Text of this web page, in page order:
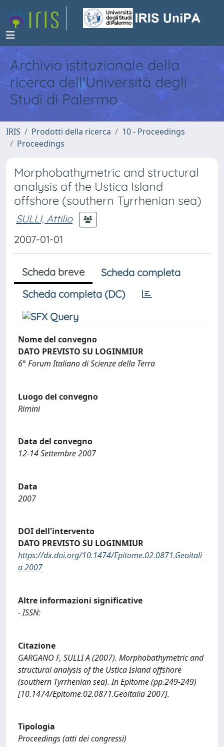
Archivio istituzionale della
ricerca dell'Università degli
Studi di Palermo
IRIS Prodotti della ricerca
10 - Proceedings
Proceedings
Morphobathymetric and structural
analysis of the Ustica Island
offshore (southern Tyrrhenian sea)
SULLI, Attilio
2007-01-01
Scheda breve
Scheda completa
Scheda completa (DC)
Nome del convegno
DATO PREVISTO SU LOGINMIUR
6° Forum Italiano di Scienze della Terra
Luogo del convegno
Rimini
Data del convegno
12-14 Settembre 2007
Data
2007
DOI dell'intervento
DATO PREVISTO SU LOGINMIUR
https://dx.doi.org/10.1474/Epitome.02.0871.Geoitali
a 2007
Altre informazioni significative
- ISSN:
Citazione
GARGANO F, SULLI A (2007). Morphobathymetric and
structural analysis of the Ustica Island offshore
(southern Tyrrhenian sea). In Epitome (pp.249-249)
[10.1474/Epitome.02.0871.Geoitalia 2007].
Tipologia
Proceedings (atti dei congressi)